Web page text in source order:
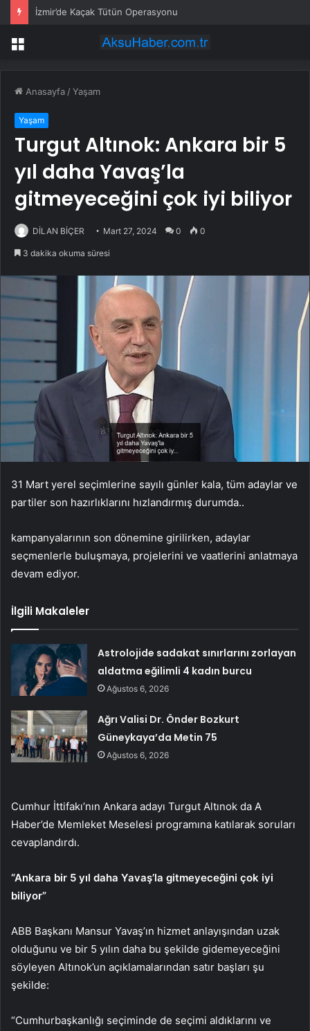
İzmir’de Kaçak Tütün Operasyonu
Menü
Anasayfa /Yaşam
Yaşam
Turgut Altınok: Ankara bir 5
yıl daha Yavaş’la
gitmeyeceğini çok iyi biliyor
DİLAN BİÇER Mart 27, 2024 0 0
3 dakika okuma süresi
31 Mart yerel seçimlerine sayılı günler kala, tüm adaylar ve
partiler son hazırlıklarını hızlandırmış durumda..
kampanyalarının son dönemine girilirken, adaylar
seçmenlerle buluşmaya, projelerini ve vaatlerini anlatmaya
devam ediyor.
İlgili Makaleler
Astrolojide sadakat sınırlarını zorlayan
aldatma eğilimli 4 kadın burcu
Ağustos 6, 2026
Ağrı Valisi Dr. Önder Bozkurt
Güneykaya’da Metin 75
Ağustos 6, 2026
Cumhur İttifakı’nın Ankara adayı Turgut Altınok da A
Haber’de Memleket Meselesi programına katılarak soruları
cevaplandırdı.
“Ankara bir 5 yıl daha Yavaş’la gitmeyeceğini çok iyi
biliyor”
ABB Başkanı Mansur Yavaş’ın hizmet anlayışından uzak
olduğunu ve bir 5 yılın daha bu şekilde gidemeyeceğini
söyleyen Altınok’un açıklamalarından satır başları şu
şekilde:
“Cumhurbaşkanlığı seçiminde de seçimi aldıklarını ve